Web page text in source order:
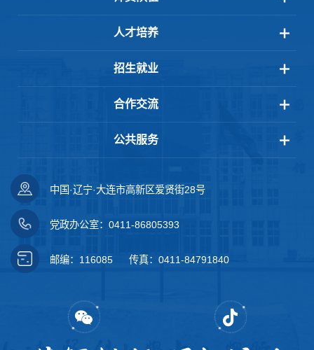
人才培养
招生就业
合作交流
公共服务
中国·辽宁·大连市高新区爱贤街28号
党政办公室：0411-86805393
邮编：116085 传真：0411-84791840